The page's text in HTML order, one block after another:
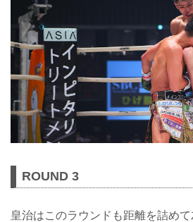
ROUND 3
皇治はこのラウンドも距離を詰め